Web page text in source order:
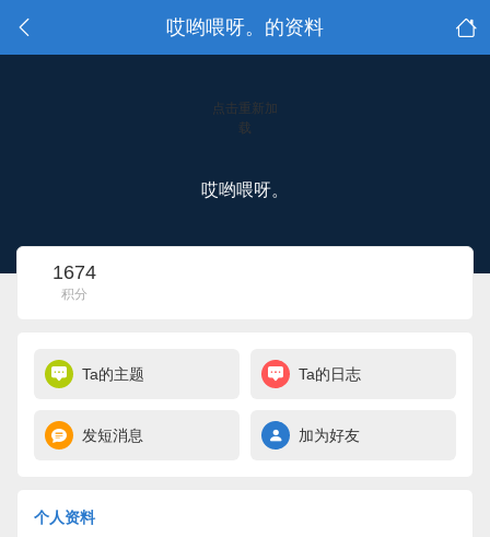
哎哟喂呀。的资料
点击重新加
载
哎哟喂呀。
1674
积分
Ta的主题 Ta的日志
发短消息 加为好友
个人资料